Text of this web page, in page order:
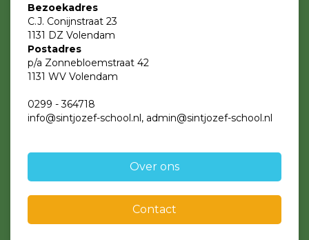
Bezoekadres
C.J. Conijnstraat 23
1131 DZ Volendam
Postadres
p/a Zonnebloemstraat 42
1131 WV Volendam
0299 - 364718
info@sintjozef-school.nl, admin@sintjozef-school.nl
Over ons
Contact